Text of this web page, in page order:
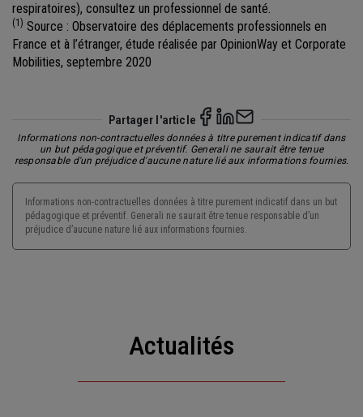
respiratoires), consultez un professionnel de santé.
(1) Source : Observatoire des déplacements professionnels en
France et à l’étranger, étude réalisée par OpinionWay et Corporate
Mobilities, septembre 2020
Partager l'article
Informations non-contractuelles données à titre purement indicatif dans
un but pédagogique et préventif. Generali ne saurait être tenue
responsable d'un préjudice d'aucune nature lié aux informations fournies.
Informations non-contractuelles données à titre purement indicatif dans un but
pédagogique et préventif. Generali ne saurait être tenue responsable d’un
préjudice d’aucune nature lié aux informations fournies.
Actualités